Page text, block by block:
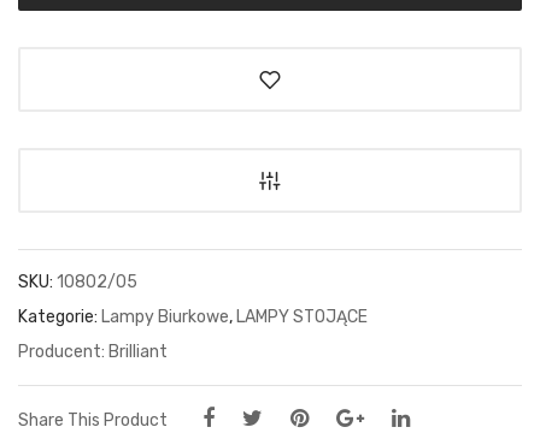
SKU: 10802/05
Kategorie: Lampy Biurkowe, LAMPY STOJĄCE
Brilliant
Share This Product